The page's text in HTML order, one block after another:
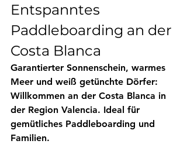
Entspanntes
Paddleboarding an der
Costa Blanca
Garantierter Sonnenschein, warmes
Meer und weiß getünchte Dörfer:
Willkommen an der Costa Blanca in
der Region Valencia. Ideal für
gemütliches Paddleboarding und
Familien.